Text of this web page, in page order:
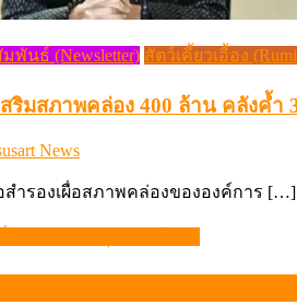
พันธ์ (Newsletter) สัตว์เคี้ยวเอื้อง
สริมสภาพคล่อง 400 ล้าน คลังค้ำ
News
สำรองเผื่อสภาพคล่องขององค์การ […]